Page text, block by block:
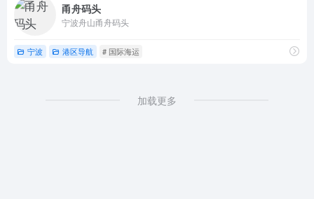
甬舟码头
宁波舟山甬舟码头
宁波 港区导航 # 国际海运
加载更多